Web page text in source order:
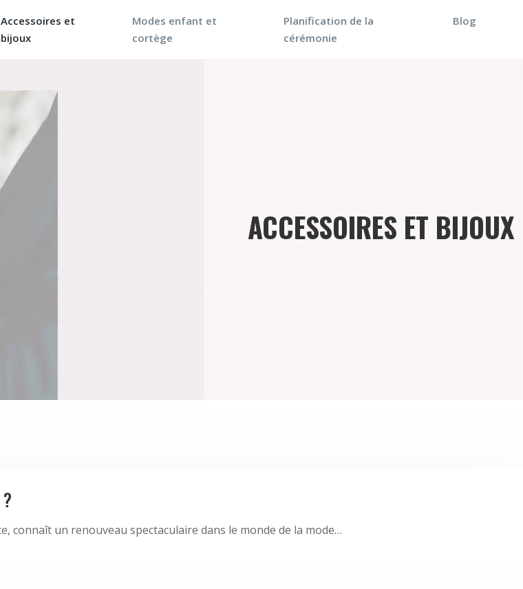
Accessoires et
bijoux
Modes enfant et
cortège
Planification de la
cérémonie
Blog
ACCESSOIRES ET BIJOUX
un renouveau spectaculaire dans le monde de la mode…